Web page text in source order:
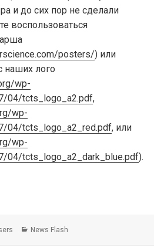
и до сих пор не сделали
воспользоваться
posters/) или
наших лого
wp-
04/tcts_logo_a2.pdf,
wp-
04/tcts_logo_a2_red.pdf, или
wp-
04/tcts_logo_a2_dark_blue.pdf).
Рубрики
News Flash